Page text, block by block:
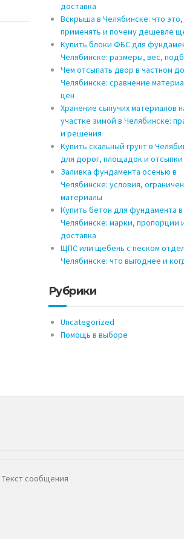
доставка
Вскрыша в Челябинске: что это,
применять и почему дешевле
Купить блоки ФБС для
Челябинске: размеры, вес,
Чем отсыпать двор в частном
Челябинске: сравнение
цен
Хранение сыпучих материалов
участке зимой в Челябинске:
и решения
Купить скальный грунт в
для дорог, площадок и отсыпки
Заливка фундамента осенью в
Челябинске: условия,
материалы
Купить бетон для фундамента в
Челябинске: марки, пропорции
доставка
ЩПС или щебень с песком
Челябинске: что выгоднее и
Рубрики
Uncategorized
Помощь в выборе